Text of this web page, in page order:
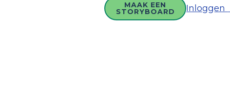
MAAK EEN
STORYBOARD Inloggen